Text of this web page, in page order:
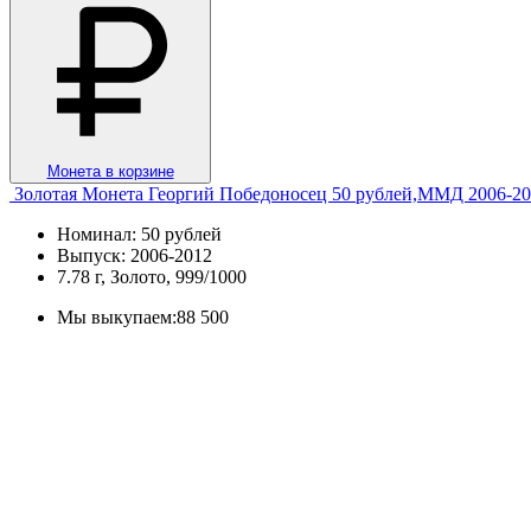
Монета в корзине
Золотая Монета Георгий Победоносец 50 рублей,ММД 2006-
Номинал: 50 рублей
Выпуск: 2006-2012
7.78 г, Золото, 999/1000
Мы выкупаем:88 500